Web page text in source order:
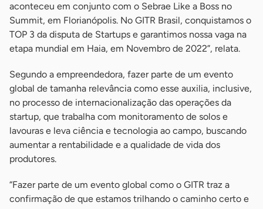
aconteceu em conjunto com o Sebrae Like a Boss no
Summit, em Florianópolis. No GITR Brasil, conquistamos o
TOP 3 da disputa de Startups e garantimos nossa vaga na
etapa mundial em Haia, em Novembro de 2022”, relata.
Segundo a empreendedora, fazer parte de um evento
global de tamanha relevância como esse auxilia, inclusive,
no processo de internacionalização das operações da
startup, que trabalha com monitoramento de solos e
lavouras e leva ciência e tecnologia ao campo, buscando
aumentar a rentabilidade e a qualidade de vida dos
produtores.
“Fazer parte de um evento global como o GITR traz a
confirmação de que estamos trilhando o caminho certo e